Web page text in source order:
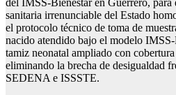
del IMSS-Bienestar en Guerrero, para
sanitaria irrenunciable del Estado
el protocolo técnico de toma de
nacido atendido bajo el modelo
tamiz neonatal ampliado con
eliminando la brecha de desigualdad
SEDENA e ISSSTE.